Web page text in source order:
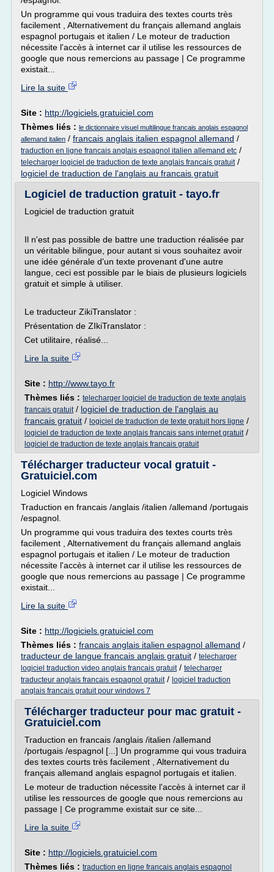
Un programme qui vous traduira des textes courts très
facilement , Alternativement du français allemand anglais
espagnol portugais et italien / Le moteur de traduction
nécessite l'accès à internet car il utilise les ressources de
google que nous remercions au passage | Ce programme
existait...
Lire la suite
Site : http://logiciels.gratuiciel.com
Thèmes liés : le dictionnaire visuel multilingue francais anglais espagnol
allemand italien / francais anglais italien espagnol allemand /
traduction en ligne francais anglais espagnol italien allemand etc /
telecharger logiciel de traduction de texte anglais francais gratuit/
logiciel de traduction de l'anglais au francais gratuit
Logiciel de traduction gratuit - tayo.fr
Logiciel de traduction gratuit
Il n'est pas possible de battre une traduction réalisée par
un véritable bilingue, pour autant si vous souhaitez avoir
une idée générale d'un texte provenant d'une autre
langue, ceci est possible par le biais de plusieurs logiciels
gratuit et simple à utiliser.
Le traducteur ZikiTranslator :
Présentation de ZIkiTranslator :
Cet utilitaire, réalisé...
Lire la suite
Site : http://www.tayo.fr
Thèmes liés : telecharger logiciel de traduction de texte anglais
francais gratuit/ logiciel de traduction de l'anglais au
francais gratuit / logiciel de traduction de texte gratuit hors ligne /
logiciel de traduction de texte anglais francais sans internet gratuit/
logiciel de traduction de texte anglais francais gratuit
Télécharger traducteur vocal gratuit -
Gratuiciel.com
Logiciel Windows
Traduction en francais /anglais /italien /allemand /portugais
/espagnol.
Un programme qui vous traduira des textes courts très
facilement , Alternativement du français allemand anglais
espagnol portugais et italien / Le moteur de traduction
nécessite l'accès à internet car il utilise les ressources de
google que nous remercions au passage | Ce programme
existait...
Lire la suite
Site : http://logiciels.gratuiciel.com
Thèmes liés : francais anglais italien espagnol allemand /
traducteur de langue francais anglais gratuit / telecharger
logiciel traduction video anglais francais gratuit/ telecharger
traducteur anglais francais espagnol gratuit/ logiciel traduction
anglais francais gratuit pour windows 7
Télécharger traducteur pour mac gratuit -
Gratuiciel.com
Traduction en francais /anglais /italien /allemand
/portugais /espagnol [...] Un programme qui vous traduira
des textes courts très facilement , Alternativement du
français allemand anglais espagnol portugais et italien.
Le moteur de traduction nécessite l'accès à internet car il
utilise les ressources de google que nous remercions au
passage | Ce programme existait sur ce site...
Lire la suite
Site : http://logiciels.gratuiciel.com
Thèmes liés : traduction en ligne francais anglais espagnol